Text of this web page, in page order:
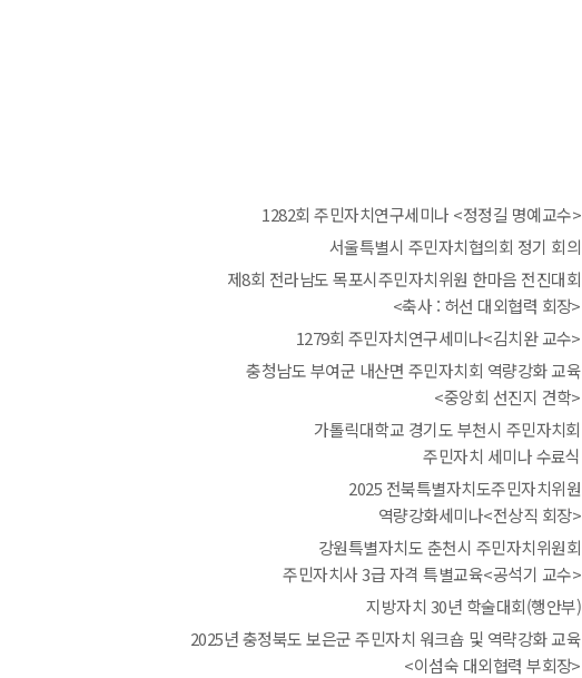
1282회 주민자치연구세미나 <정정길 명예교수>
서울특별시 주민자치협의회 정기 회의
제8회 전라남도 목포시주민자치위원 한마음 전진대회
<축사 : 허선 대외협력 회장>
1279회 주민자치연구세미나<김치완 교수>
충청남도 부여군 내산면 주민자치회 역량강화 교육
<중앙회 선진지 견학>
가톨릭대학교 경기도 부천시 주민자치회
주민자치 세미나 수료식
2025 전북특별자치도주민자치위원
역량강화세미나<전상직 회장>
강원특별자치도 춘천시 주민자치위원회
주민자치사 3급 자격 특별교육<공석기 교수>
지방자치 30년 학술대회(행안부)
2025년 충정북도 보은군 주민자치 워크숍 및 역략강화 교육
<이섬숙 대외협력 부회장>